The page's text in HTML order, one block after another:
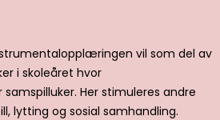
vil som del av
i skoleåret hvor
Her stimuleres andre
lytting og sosial samhandling.